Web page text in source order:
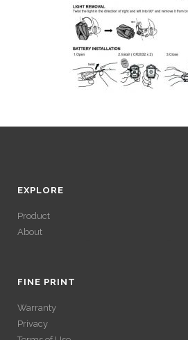
EXPLORE
Product
About
GAINS SANS
FINE PRINT
Warranty
Privacy